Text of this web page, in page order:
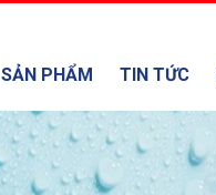
SẢN PHẨM TIN TỨC